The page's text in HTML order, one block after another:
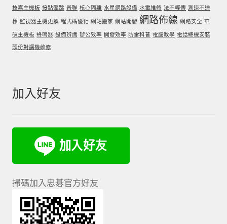
技嘉主機板 接點彈跳 普聯 核心隔離 水星網路設備 水電維修 法不輕傳 測速不達
標 監視器主機更換 程式碼優化 網站搬家 網站開發 網路佈線 網路安全 華
碩主機板 蜂鳴器 設備辨識 辦公效率 開發效率 防雷科普 電腦教學 電話總機安裝
頭份對講機維修
加入好友
掃碼加入忠碁官方好友